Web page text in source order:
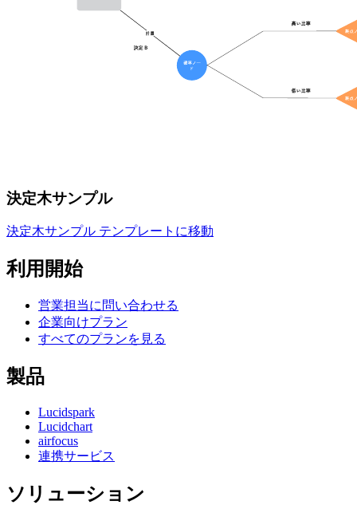
決定木サンプル
決定木サンプル テンプレートに移動
利用開始
営業担当に問い合わせる
企業向けプラン
すべてのプランを見る
製品
Lucidspark
Lucidchart
airfocus
連携サービス
ソリューション